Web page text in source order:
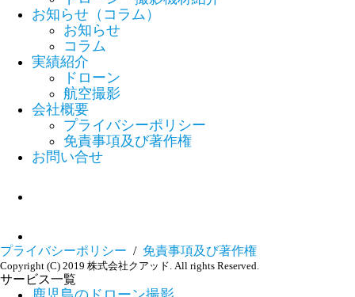
お知らせ（コラム）
お知らせ
コラム
実績紹介
ドローン
航空撮影
会社概要
プライバシーポリシー
免責事項及び著作権
お問い合せ
プライバシーポリシー / 免責事項及び著作権
Copyright (C) 2019 株式会社クアッド. All rights Reserved.
サービス一覧